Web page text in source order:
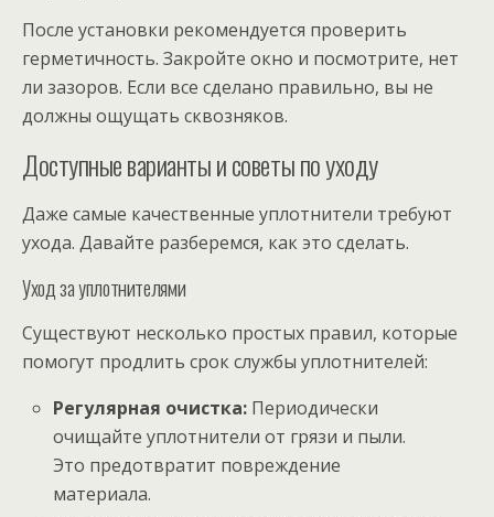
После установки рекомендуется проверить
герметичность. Закройте окно и посмотрите, нет
ли зазоров. Если все сделано правильно, вы не
должны ощущать сквозняков.
Доступные варианты и советы по уходу
Даже самые качественные уплотнители требуют
ухода. Давайте разберемся, как это сделать.
Уход за уплотнителями
Существуют несколько простых правил, которые
помогут продлить срок службы уплотнителей:
Регулярная очистка: Периодически
очищайте уплотнители от грязи и пыли.
Это предотвратит повреждение
материала.